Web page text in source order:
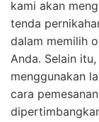
kami akan
tenda
dalam memilih
Anda. Selain
menggunakan
cara